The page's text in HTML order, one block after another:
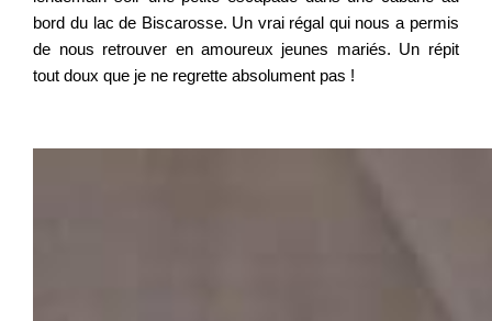
bord du lac de Biscarosse. Un vrai régal qui nous a permis
de nous retrouver en amoureux jeunes mariés. Un répit
tout doux que je ne regrette absolument pas !